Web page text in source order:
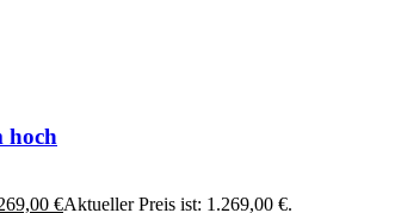
hoch
€Aktueller Preis ist: 1.269,00 €.